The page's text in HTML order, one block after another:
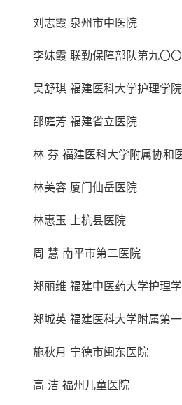
刘志霞 泉州市中医院
李妹霞 联勤保障部队第九〇
吴舒琪 福建医科大学护理学院
邵庭芳 福建省立医院
林 芬 福建医科大学附属协和
林美容 厦门仙岳医院
林惠玉 上杭县医院
周 慧 南平市第二医院
郑丽维 福建中医药大学护理
郑城英 福建医科大学附属第
施秋月 宁德市闽东医院
高 洁 福州儿童医院